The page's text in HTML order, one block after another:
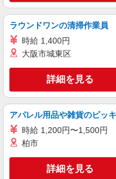
株式会社フルキャスト東京支
ントスタ
時給
東京都
キープ
東京美装興業株式会社 東京第
月給24
例※32歳
ラウンドワンの清掃作業員
時給 1,400円
大阪市城東区
詳細を見る
アパレル用品や雑貨のピッ
時給 1,200円〜1,500円
柏市
詳細を見る